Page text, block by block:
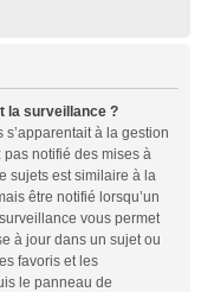
la surveillance ?
à la gestion
pas notifié des mises à
sujets est similaire à la
être notifié lorsqu’un
vous permet
à jour dans un sujet ou
favoris et les
le panneau de